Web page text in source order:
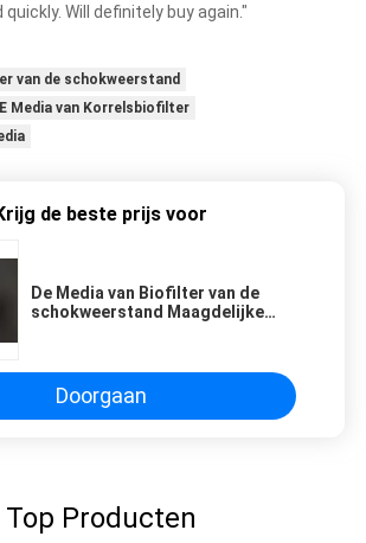
quickly. Will definitely buy again."
van de schokweerstand
Media van Korrelsbiofilter
de beste prijs voor
De Media van Biofilter van de
schokweerstand Maagdelijke
Doorgaan
Top Producten